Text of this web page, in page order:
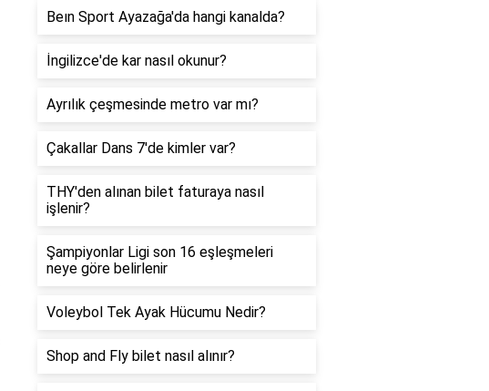
Beın Sport Ayazağa'da hangi kanalda?
İngilizce'de kar nasıl okunur?
Ayrılık çeşmesinde metro var mı?
Çakallar Dans 7'de kimler var?
THY'den alınan bilet faturaya nasıl
işlenir?
Şampiyonlar Ligi son 16 eşleşmeleri
neye göre belirlenir
Voleybol Tek Ayak Hücumu Nedir?
Shop and Fly bilet nasıl alınır?